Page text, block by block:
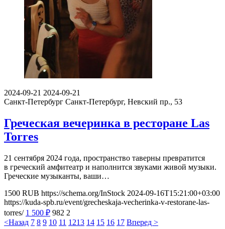
2024-09-21 2024-09-21
Санкт-Петербург Санкт-Петербург, Невский пр., 53
Греческая вечеринка в ресторане Las
Torres
21 сентября 2024 года, пространство таверны превратится
в греческий амфитеатр и наполнится звуками живой музыки.
Греческие музыканты, ваши…
1500 RUB https://schema.org/InStock 2024-09-16T15:21:00+03:00
https://kuda-spb.ru/event/grecheskaja-vecherinka-v-restorane-las-
torres/ 1 500 ₽ 982 2
<Назад 7 8 9 10 11 1213 14 15 16 17 Вперед >